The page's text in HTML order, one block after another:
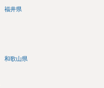
福井県
和歌山県